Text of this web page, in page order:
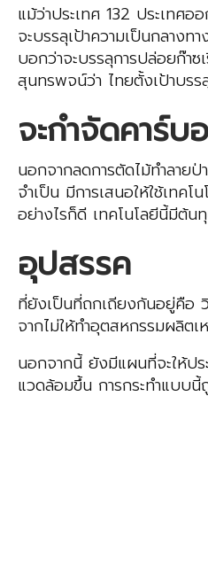
แม้ว่าประเทศ 132 ประเทศ
จะบรรลุเป้าความเป็นกลาง
บอกว่าจะบรรลุการปล่อยก๊า
สุนทรพจน์ว่า ไทยตั้งเป้าบรร
จะกำจัดคาร์บ
นอกจากลดการตัดไม้ทำลาย
จำเป็น มีการเสนอให้ใช้เทค
อย่างไรก็ดี เทคโนโลยีนี้มีต้
อุปสรรค
ที่ยังเป็นที่ถกเถียงกันอยู่คือ
จากไม่ให้ทำอุตสหกรรมผลิต
นอกจากนี้ ยังมีแผนที่จะให้ป
แวดล้อมขึ้น การกระทำแบบ